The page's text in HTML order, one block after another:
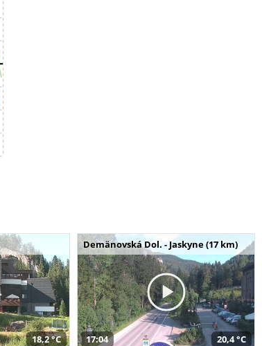
18,2 °C
Demänovská Dol. - Jaskyne (17 km)
17:04 20,4 °C